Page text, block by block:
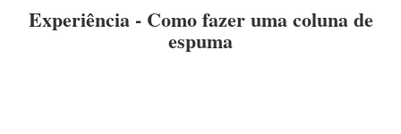
Experiência - Como fazer uma coluna de
espuma